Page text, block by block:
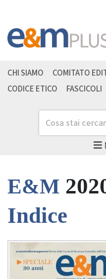
Cerca
CHI SIAMO COMITATO
CODICE ETICO
FASCICOLI
E&M
Indice